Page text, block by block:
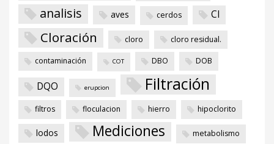
analisis aves cerdos Cl
Cloración cloro cloro residual.
contaminación COT DBO DOB
DQO erupcion Filtración
filtros floculacion hierro hipoclorito
lodos Mediciones metabolismo